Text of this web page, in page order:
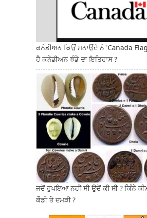
ਕਨੇਡੀਅਨ ਕਿਉਂ ਮਨਾਉਂਦੇ ਨੇ 'Canada
ਹੈ ਕਨੇਡੀਅਨ ਝੰਡੇ ਦਾ ਇਤਿਹਾਸ ?
ਜਦੋਂ ਰੁਪਇਆ ਨਹੀਂ ਸੀ ਉਦੋਂ ਕੀ ਸੀ ? ਕਿੰਨੇ
ਕੌਡੀ ਤੇ ਦਮੜੀ ?